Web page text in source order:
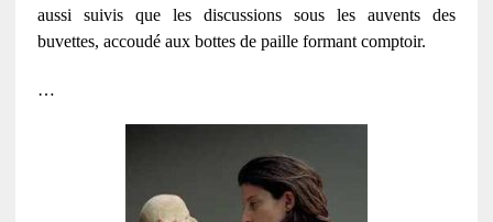
aussi suivis que les discussions sous les auvents des
buvettes, accoudé aux bottes de paille formant comptoir.
…